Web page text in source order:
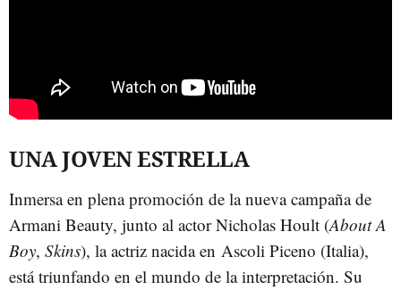
UNA JOVEN ESTRELLA
Inmersa en plena promoción de la nueva campaña de
Armani Beauty, junto al actor Nicholas Hoult (About A
Boy, Skins), la actriz nacida en Ascoli Piceno (Italia),
está triunfando en el mundo de la interpretación. Su